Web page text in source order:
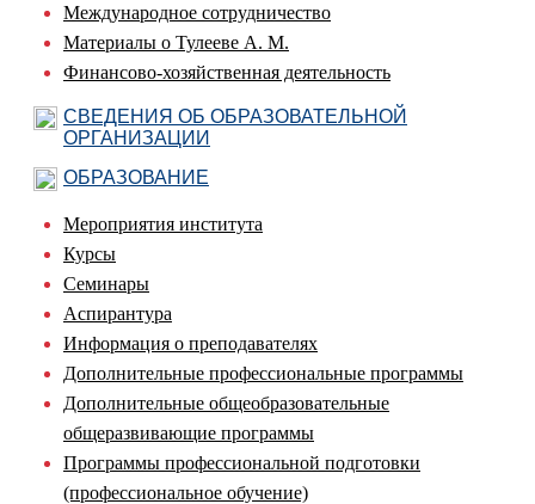
Международное сотрудничество
Материалы о Тулееве А. М.
Финансово-хозяйственная деятельность
СВЕДЕНИЯ ОБ ОБРАЗОВАТЕЛЬНОЙ
ОРГАНИЗАЦИИ
ОБРАЗОВАНИЕ
Мероприятия института
Курсы
Семинары
Аспирантура
Информация о преподавателях
Дополнительные профессиональные программы
Дополнительные общеобразовательные
общеразвивающие программы
Программы профессиональной подготовки
(профессиональное обучение)